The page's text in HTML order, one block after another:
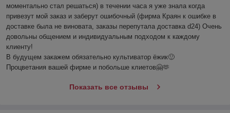
моментально стал решаться) в течении часа я уже знала когда
привезут мой заказ и заберут ошибочный (фирма Краян к ошибке в
доставке была не виновата, заказы перепутала доставка d24) Очень
довольны общением и индивидуальным подходом к каждому
клиенту!
В будущем закажем обязательно культиватор ёжик🙂
Процветания вашей фирме и побольше клиетов🤗🫶
Показать все отзывы